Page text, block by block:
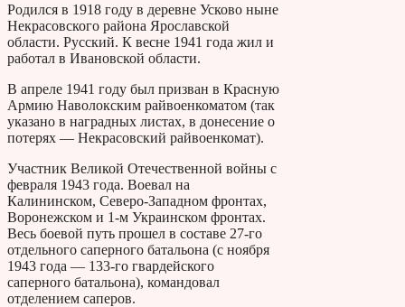
Родился в 1918 году в деревне Усково ныне
Некрасовского района Ярославской
области. Русский. К весне 1941 года жил и
работал в Ивановской области.
В апреле 1941 году был призван в Красную
Армию Наволокским райвоенкоматом (так
указано в наградных листах, в донесение о
потерях — Некрасовский райвоенкомат).
Участник Великой Отечественной войны с
февраля 1943 года. Воевал на
Калининском, Северо-Западном фронтах,
Воронежском и 1-м Украинском фронтах.
Весь боевой путь прошел в составе 27-го
отдельного саперного батальона (с ноября
1943 года — 133-го гвардейского
саперного батальона), командовал
отделением саперов.